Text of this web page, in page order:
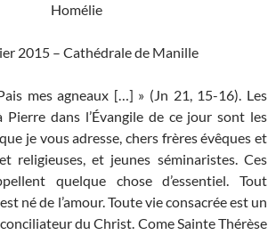
Homélie
2015 – Cathédrale de Manille
mes agneaux […] » (Jn 21, 15-16). Les
Pierre dans l’Évangile de ce jour sont les
je vous adresse, chers frères évêques et
religieuses, et jeunes séminaristes. Ces
quelque chose d’essentiel. Tout
né de l’amour. Toute vie consacrée est un
du Christ. Come Sainte Thérèse